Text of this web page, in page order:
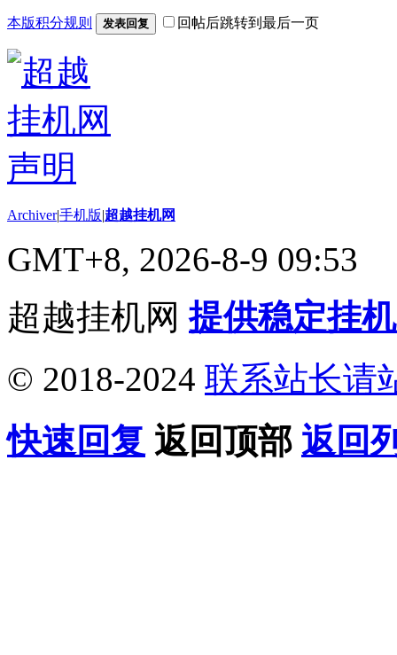
本版积分规则 发表回复 回帖后跳转到最后一页
Archiver|手机版|超越挂机网
GMT+8, 2026-8-9 09:53
超越挂机网提供稳定挂
© 2018-2024 联系站长请
快速回复 返回顶部 返回